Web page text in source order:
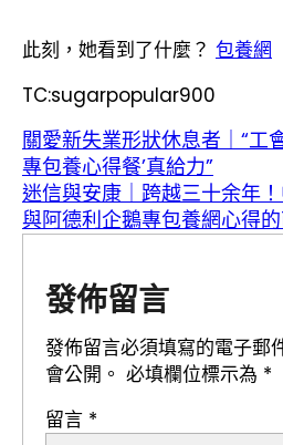
此刻，她看到了什麼？ 包養網
TC:sugarpopular900
關愛新失業形狀休息者｜“工
專包養心得餐’真給力”
迷信與安康｜跨越三十余年
與阿德利企鵝專包養網心得
發佈留言
發佈留言必須填寫的電子郵
會公開。 必填欄位標示為 *
留言 *